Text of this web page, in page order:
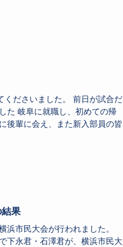
ださいました。 前日が試合だ
た 岐阜に就職し、初めての帰
後輩に会え、また新入部員の皆
果
浜市民大会が行われました。
下永君・石澤君が、横浜市民大